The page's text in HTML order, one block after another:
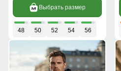
Выбрать размер
48 50 52 54 56